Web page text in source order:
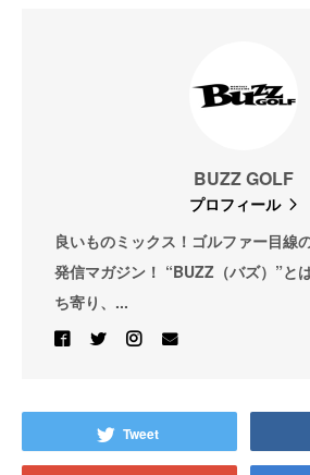
BUZZ GOLF
プロフィール
良いものミックス！ゴルファー目線
発信マガジン！ “BUZZ（バズ）”と
ち寄り、...
Tweet